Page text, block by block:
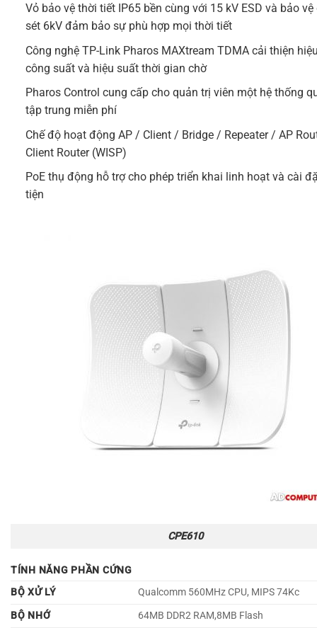
Vỏ bảo vệ thời tiết IP65 bền cùng với 15 kV ESD và bảo vệ
sét 6kV đảm bảo sự phù hợp mọi thời tiết
Công nghệ TP-LinkPharos MAXtream TDMA cải thiện
công suất và hiệu suất thời gian chờ
Pharos Control cung cấp cho quản trị viên một hệ thống
tập trung miễn phí
Chế độ hoạt động AP / Client / Bridge / Repeater / AP
Client Router (WISP)
PoEthụ động hỗ trợ cho phép triển khai linh hoạt và cài
tiện
CPE610
TÍNH NĂNG PHẦN CỨNG
BỘ XỬ LÝ
Qualcomm 560MHz CPU, MIPS 74Kc
BỘ NHỚ
64MB DDR2 RAM,8MB Flash